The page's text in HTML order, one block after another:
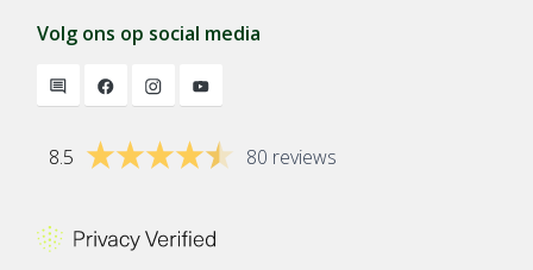
Volg ons op social media
8.5 80 reviews